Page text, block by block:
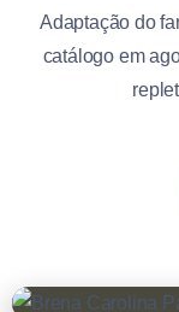
Adaptação do
catálogo em